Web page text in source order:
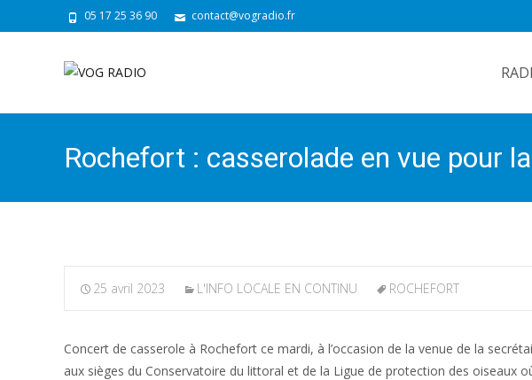
05 17 25 36 90 contact@vogradio.fr
Rochefort : casserolade en vue pour
25 avril 2023 L'INFO LOCALE EN CONTINU ROCHEFORT
Concert de casserole à Rochefort ce mardi, à l’occasion de la venue de la
aux sièges du Conservatoire du littoral et de la Ligue de protection des oiseaux